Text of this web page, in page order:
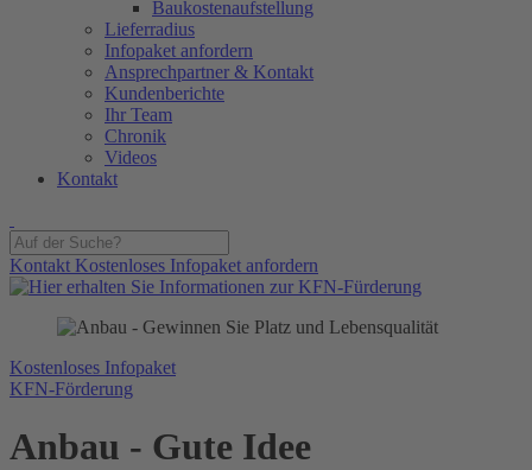
Baukostenaufstellung
Lieferradius
Infopaket anfordern
Ansprechpartner & Kontakt
Kundenberichte
Ihr Team
Chronik
Videos
Kontakt
Kontakt Kostenloses Infopaket anfordern
Kostenloses Infopaket
KFN-Förderung
Anbau - Gute Idee